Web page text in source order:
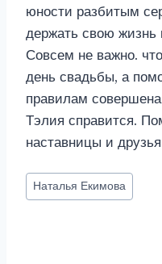
юности разбитым
держать свою жизнь
Совсем не важно.
день свадьбы, а
правилам
Тэлия справится.
наставницы и
Метки
записи:
Наталья Екимова